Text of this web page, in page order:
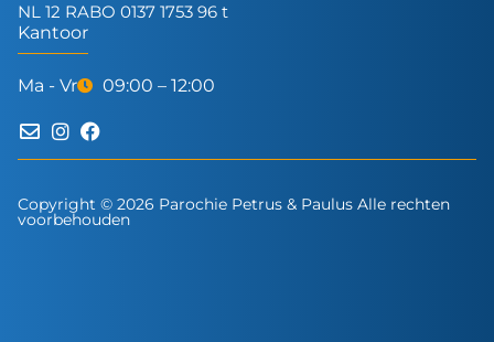
NL 12 RABO 0137 1753 96 t
Kantoor
Ma - Vr 09:00 – 12:00
Copyright © 2026 Parochie Petrus & Paulus Alle rechten
voorbehouden